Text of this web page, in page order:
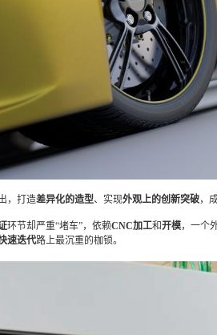
，打造差异化的造型、实现外观上的创新突破，
环节却严重“堵车”，依赖CNC加工和开模，一个
速迭代路上最沉重的枷锁。